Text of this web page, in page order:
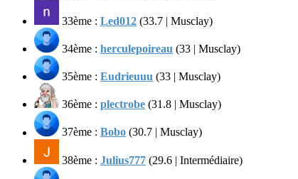
33ème : Led012 (33.7 | Musclay)
34ème : herculepoireau (33 | Musclay)
35ème : Eudrieuuu (33 | Musclay)
36ème : plectrobe (31.8 | Musclay)
37ème : Bobo (30.7 | Musclay)
38ème : Julius777 (29.6 | Intermédiaire)